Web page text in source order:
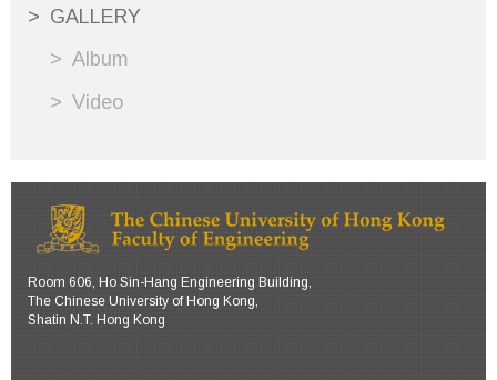
GALLERY
Album
Video
Room 606, Ho Sin-Hang Engineering Building,
The Chinese University of Hong Kong,
Shatin N.T. Hong Kong